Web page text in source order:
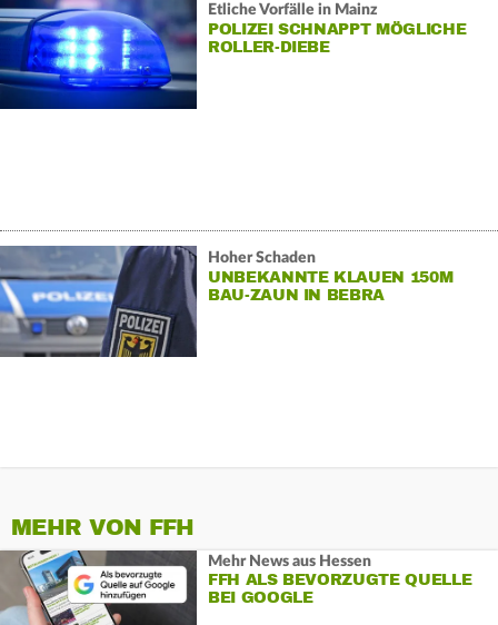
Etliche Vorfälle in Mainz
POLIZEI SCHNAPPT MÖGLICHE
ROLLER-DIEBE
Hoher Schaden
UNBEKANNTE KLAUEN 150M
BAU-ZAUN IN BEBRA
MEHR VON FFH
Mehr News aus Hessen
FFH ALS BEVORZUGTE QUELLE
BEI GOOGLE